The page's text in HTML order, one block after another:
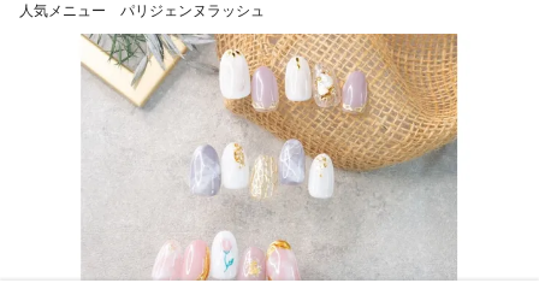
人気メニュー パリジェンヌラッシュ